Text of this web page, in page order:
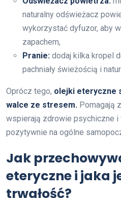
naturalny odświeżacz
wykorzystać dyfuzor, aby
zapachem,
Pranie: dodaj kilka kropel
pachniały świeżością i
Oprócz tego, olejki eteryczne
walce ze stresem. Pomagają
wspierają zdrowie psychiczne i
pozytywnie na ogólne
Jak
eteryczne i jaka
trwałość?